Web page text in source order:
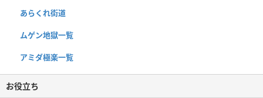
あらくれ街道
ムゲン地獄一覧
アミダ極楽一覧
お役立ち